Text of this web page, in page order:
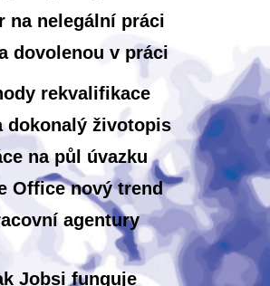
na nelegální práci
dovolenou v práci
rekvalifikace
dokonalý životopis
na půl úvazku
Office nový trend
agentury
Jobsi funguje